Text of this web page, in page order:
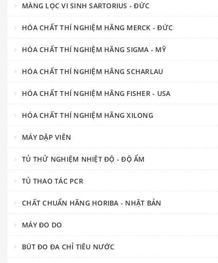
MÀNG LỌC VI SINH SARTORIUS - ĐỨC
HÓA CHẤT THÍ NGHIỆM HÃNG MERCK - ĐỨC
HÓA CHẤT THÍ NGHIỆM HÃNG SIGMA - MỸ
HÓA CHẤT THÍ NGHIỆM HÃNG SCHARLAU
HÓA CHẤT THÍ NGHIỆM HÃNG FISHER - USA
HÓA CHẤT THÍ NGHIỆM HÃNG XILONG
MÁY DẬP VIÊN
TỦ THỬ NGHIỆM NHIỆT ĐỘ - ĐỘ ẨM
TỦ THAO TÁC PCR
CHẤT CHUẨN HÃNG HORIBA - NHẬT BẢN
MÁY ĐO DO
BÚT ĐO ĐA CHỈ TIÊU NƯỚC